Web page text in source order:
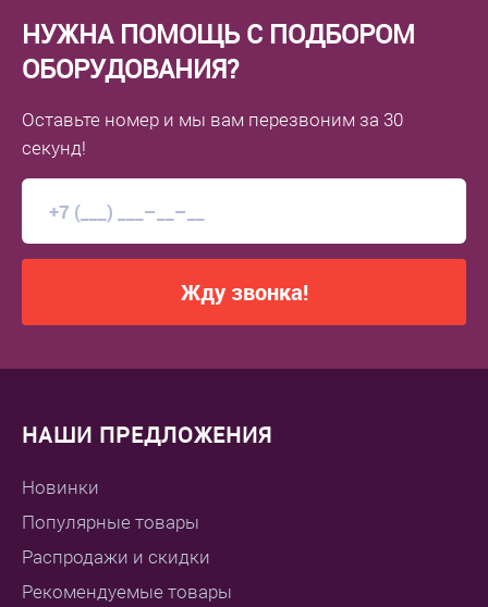
НУЖНА ПОМОЩЬ С ПОДБОРОМ
ОБОРУДОВАНИЯ?
Оставьте номер и мы вам перезвоним за 30
секунд!
Жду звонка!
НАШИ ПРЕДЛОЖЕНИЯ
Новинки
Популярные товары
Распродажи и скидки
Рекомендуемые товары